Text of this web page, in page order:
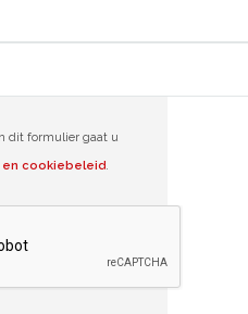
dit formulier gaat u
en cookiebeleid.